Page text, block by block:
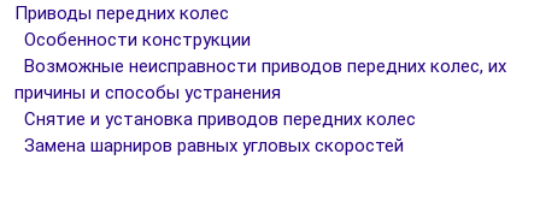
Приводы передних колес
Особенности конструкции
Возможные неисправности приводов передних колес, их
причины и способы устранения
Снятие и установка приводов передних колес
Замена шарниров равных угловых скоростей